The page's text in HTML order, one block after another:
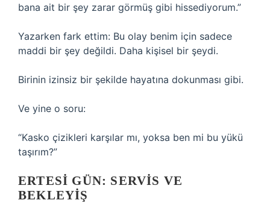
bana ait bir şey zarar görmüş gibi hissediyorum.”
Yazarken fark ettim: Bu olay benim için sadece
maddi bir şey değildi. Daha kişisel bir şeydi.
Birinin izinsiz bir şekilde hayatına dokunması gibi.
Ve yine o soru:
“Kasko çizikleri karşılar mı, yoksa ben mi bu yükü
taşırım?”
ERTESI GÜN: SERVIS VE
BEKLEYIŞ